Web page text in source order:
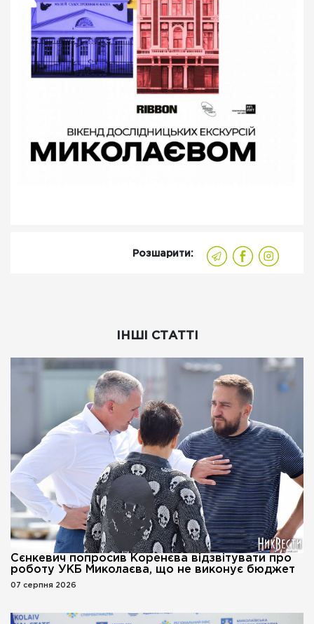
Розшарити:
ІНШІ СТАТТІ
Сєнкевич попросив Коренєва відзвітувати про
роботу УКБ Миколаєва, що не виконує бюджет
07 серпня 2026